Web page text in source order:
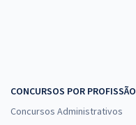
CONCURSOS POR PROFISSÃO
Concursos Administrativos